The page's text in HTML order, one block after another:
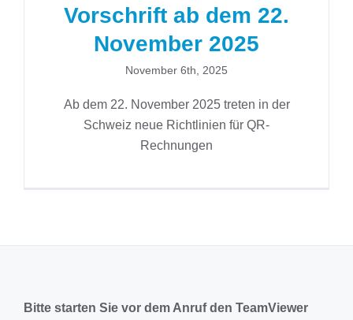
Vorschrift ab dem 22.
November 2025
November 6th, 2025
Ab dem 22. November 2025 treten in der
Schweiz neue Richtlinien für QR-
Rechnungen
Bitte starten Sie vor dem Anruf den TeamViewer